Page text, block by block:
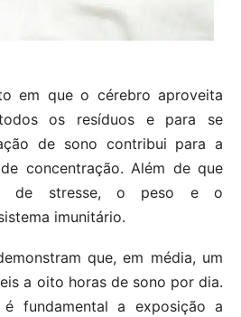
em que o cérebro aproveita
os resíduos e para se
de sono contribui para a
concentração. Além de que
de stresse, o peso e o
imunitário.
que, em média, um
a oito horas de sono por dia.
fundamental a exposição a